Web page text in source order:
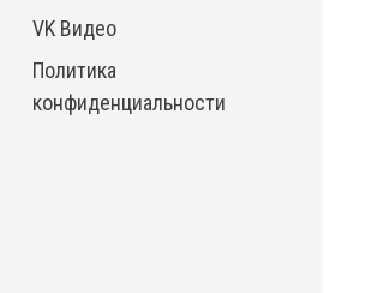
VK Видео
Политика
конфиденциальности